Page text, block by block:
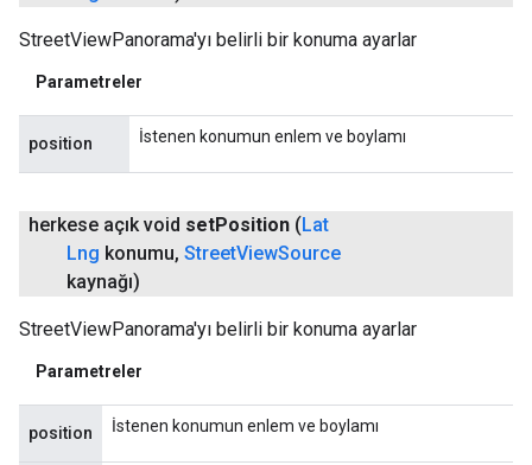
StreetViewPanorama'yı belirli bir konuma ayarlar
Parametreler
position İstenen konumun enlem ve boylamı
herkese açık void setPosition (Lat
Lng konumu, StreetViewSource
kaynağı)
StreetViewPanorama'yı belirli bir konuma ayarlar
Parametreler
position İstenen konumun enlem ve boylamı